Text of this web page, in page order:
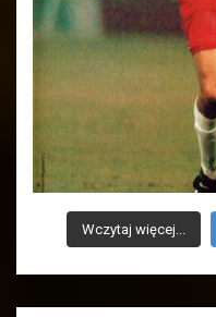
Wczytaj więcej...